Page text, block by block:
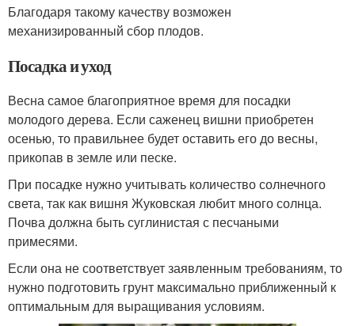
Благодаря такому качеству возможен
механизированный сбор плодов.
Посадка и уход
Весна самое благоприятное время для посадки
молодого дерева. Если саженец вишни приобретен
осенью, то правильнее будет оставить его до весны,
прикопав в земле или песке.
При посадке нужно учитывать количество солнечного
света, так как вишня Жуковская любит много солнца.
Почва должна быть суглинистая с песчаными
примесями.
Если она не соответствует заявленным требованиям, то
нужно подготовить грунт максимально приближенный к
оптимальным для выращивания условиям.